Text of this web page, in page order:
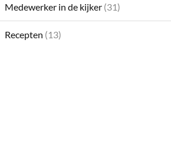
Medewerker in de kijker (31)
Recepten (13)